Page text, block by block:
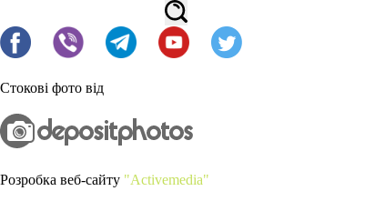
Стокові фото від
Розробка веб-сайту "Activemedia"